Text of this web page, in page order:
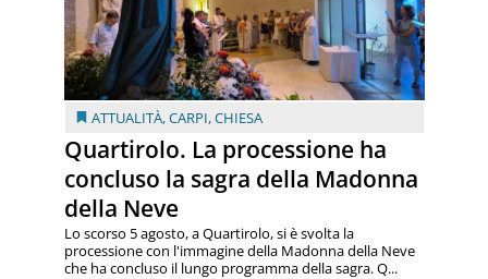
ATTUALITÀ,CARPI,CHIESA
Quartirolo. La processione ha
concluso la sagra della Madonna
della Neve
Lo scorso 5 agosto, a Quartirolo, si è svolta la
processione con l'immagine della Madonna della Neve
che ha concluso il lungo programma della sagra. Q...